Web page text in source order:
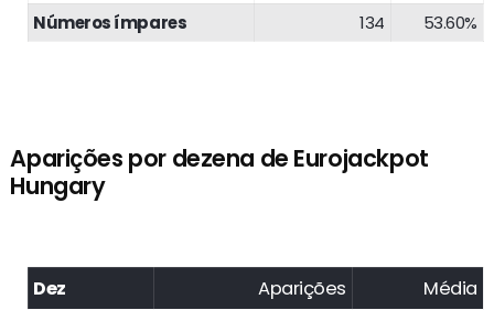
Números ímpares
134 53.60%
Aparições por dezena de Eurojackpot
Hungary
Dez Aparições Média